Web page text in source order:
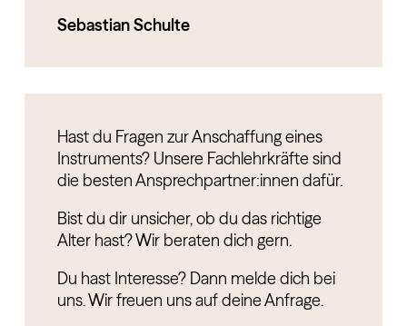
Sebastian Schulte
Hast du Fragen zur Anschaffung eines
Instruments? Unsere Fachlehrkräfte sind
die besten Ansprechpartner:innen dafür.
Bist du dir unsicher, ob du das richtige
Alter hast? Wir beraten dich gern.
Du hast Interesse? Dann melde dich bei
uns. Wir freuen uns auf deine Anfrage.